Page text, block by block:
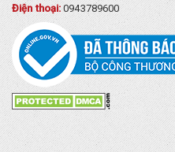
Điện thoại:0943789600